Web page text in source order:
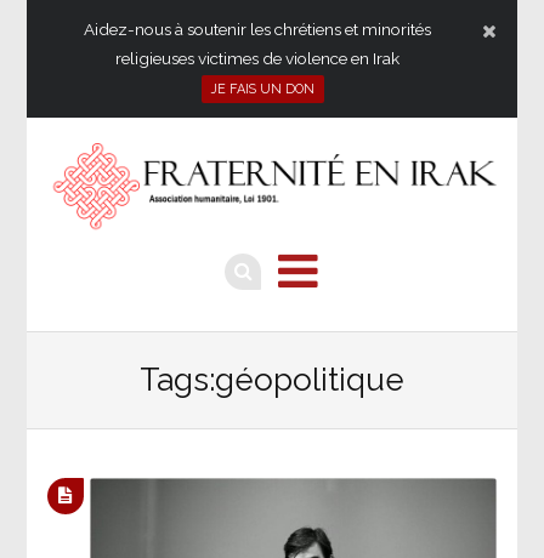
Aidez-nous à soutenir les chrétiens et minorités
religieuses victimes de violence en Irak
JE FAIS UN DON
Tags:géopolitique